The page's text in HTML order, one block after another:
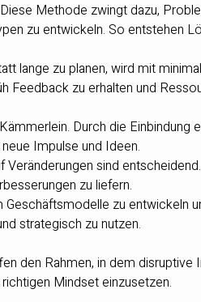
Methode zwingt dazu,
zu entwickeln. So entstehen
lange zu planen, wird mit minimal
Feedback zu erhalten und
Durch die Einbindung
Impulse und Ideen.
Veränderungen sind
zu liefern.
Geschäftsmodelle zu entwickeln
strategisch zu nutzen.
den Rahmen, in dem disruptive
Mindset einzusetzen.